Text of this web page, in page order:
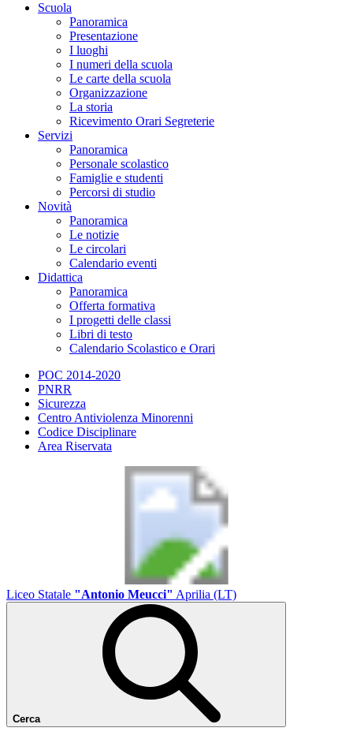
Scuola
Panoramica
Presentazione
I luoghi
I numeri della scuola
Le carte della scuola
Organizzazione
La storia
Ricevimento Orari Segreterie
Servizi
Panoramica
Personale scolastico
Famiglie e studenti
Percorsi di studio
Novità
Panoramica
Le notizie
Le circolari
Calendario eventi
Didattica
Panoramica
Offerta formativa
I progetti delle classi
Libri di testo
Calendario Scolastico e Orari
POC 2014-2020
PNRR
Sicurezza
Centro Antiviolenza Minorenni
Codice Disciplinare
Area Riservata
Liceo Statale "Antonio Meucci" Aprilia (LT)
Cerca